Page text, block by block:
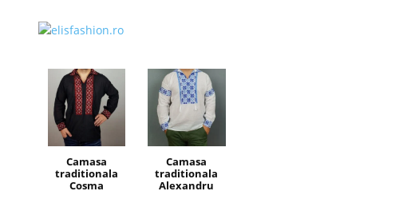
Camasa
traditionala
Cosma
Camasa
traditionala
Alexandru